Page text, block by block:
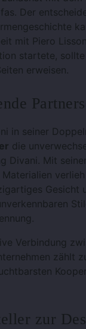
Der
mit Piero
startete,
erweisen.
in seiner
die
Divani. Mit
Gesicht
Verbindung
zählt
zur